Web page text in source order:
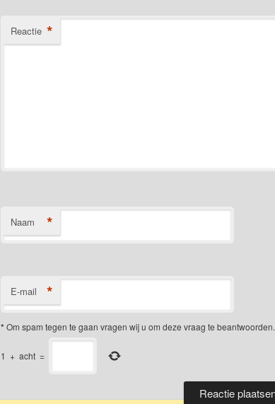
Reactie *
Naam *
E-mail *
*Om spam tegen te gaan vragen wij u om deze vraag te beantwoorden.
1 + acht =